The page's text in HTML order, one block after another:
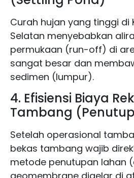
Curah hujan yang tinggi di
Selatan menyebabkan
permukaan (run-off) di
sangat besar dan
sedimen (lumpur).
4. Efisiensi Biaya
Tambang
Setelah operasional
bekas tambang wajib
metode penutupan lahan